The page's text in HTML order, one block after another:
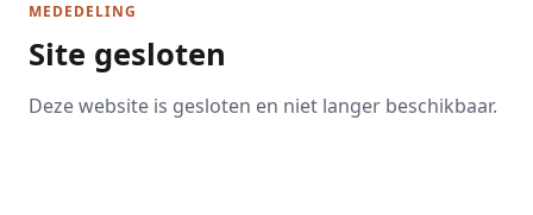
MEDEDELING
Site gesloten
Deze website is gesloten en niet langer beschikbaar.